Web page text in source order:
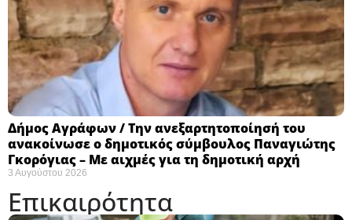
Δήμος Αγράφων / Την ανεξαρτητοποίησή του
ανακοίνωσε ο δημοτικός σύμβουλος Παναγιώτης
Γκορόγιας – Με αιχμές για τη δημοτική αρχή
3 Αυγούστου 2026
Επικαιρότητα